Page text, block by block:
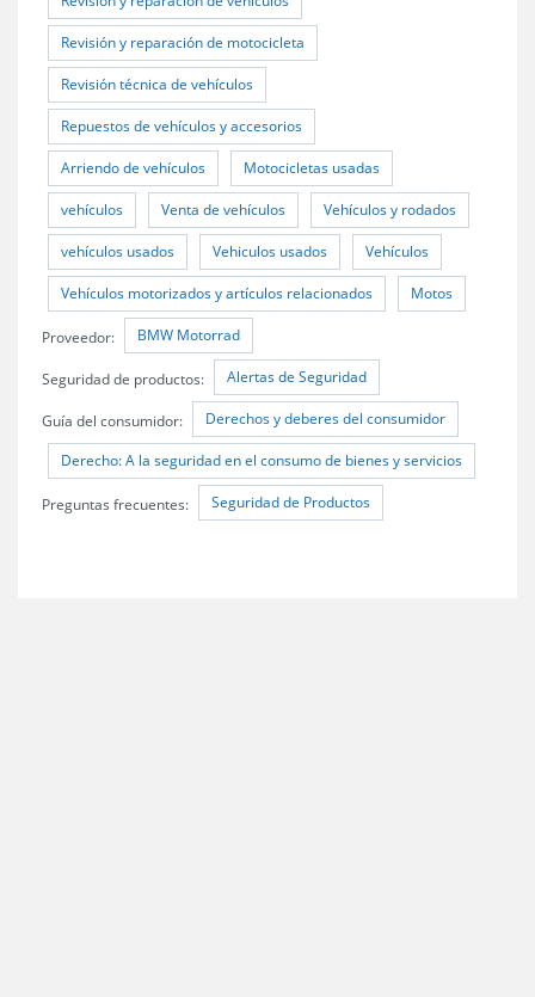
Revisión y reparación de motocicleta
Revisión técnica de vehículos
Repuestos de vehículos y accesorios
Arriendo de vehículos Motocicletas usadas
vehículos Venta de vehículos Vehículos y rodados
vehículos usados Vehiculos usados Vehículos
Vehículos motorizados y artículos relacionados Motos
Proveedor: BMW Motorrad
Seguridad de productos: Alertas de Seguridad
Guía del consumidor: Derechos y deberes del consumidor
Derecho: A la seguridad en el consumo de bienes y servicios
Preguntas frecuentes: Seguridad de Productos